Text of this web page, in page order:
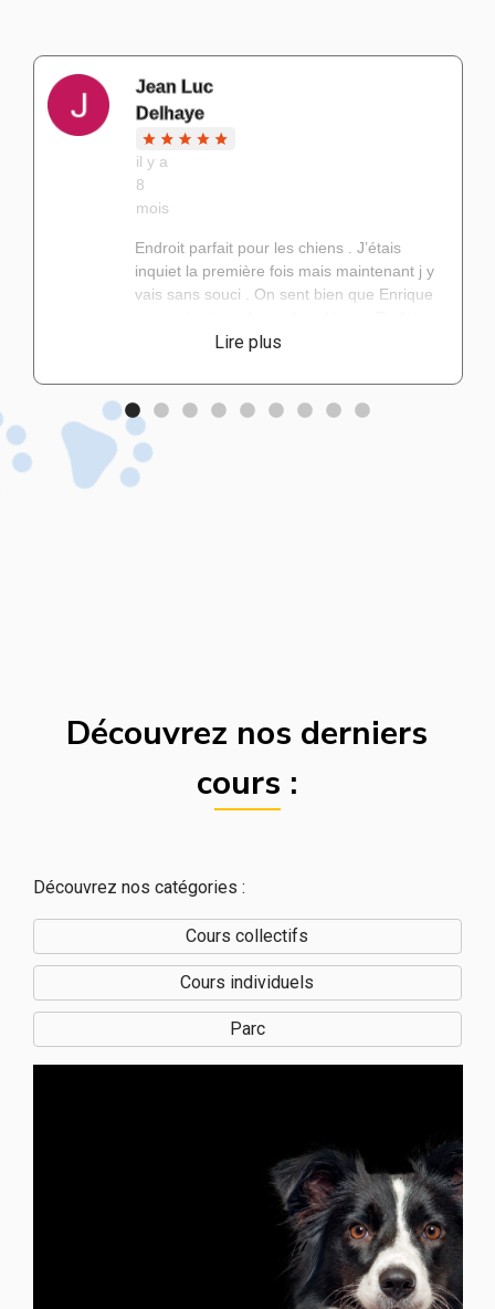
Jean Luc
Delhaye
il y a
8
mois
Endroit parfait pour les chiens . J’étais
inquiet la première fois mais maintenant j y
vais sans souci . On sent bien que Enrique
pour la socialisation dès chiens en tout cas
Lire plus
Découvrez nos derniers
cours :
Découvrez nos catégories :
Cours collectifs
Cours individuels
Parc